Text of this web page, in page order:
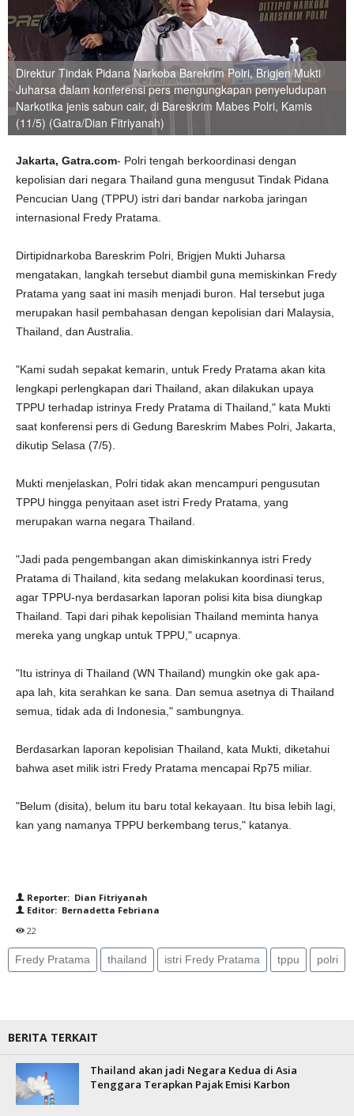
Direktur Tindak Pidana Narkoba Barekrim Polri, Brigjen Mukti
Juharsa dalam konferensi pers mengungkapan penyeludupan
Narkotika jenis sabun cair, di Bareskrim Mabes Polri, Kamis
(11/5) (Gatra/Dian Fitriyanah)
Jakarta, Gatra.com- Polri tengah berkoordinasi dengan
kepolisian dari negara Thailand guna mengusut Tindak Pidana
Pencucian Uang (TPPU) istri dari bandar narkoba jaringan
internasional Fredy Pratama.
Dirtipidnarkoba Bareskrim Polri, Brigjen Mukti Juharsa
mengatakan, langkah tersebut diambil guna memiskinkan Fredy
Pratama yang saat ini masih menjadi buron. Hal tersebut juga
merupakan hasil pembahasan dengan kepolisian dari Malaysia,
Thailand, dan Australia.
"Kami sudah sepakat kemarin, untuk Fredy Pratama akan kita
lengkapi perlengkapan dari Thailand, akan dilakukan upaya
TPPU terhadap istrinya Fredy Pratama di Thailand," kata Mukti
saat konferensi pers di Gedung Bareskrim Mabes Polri, Jakarta,
dikutip Selasa (7/5).
Mukti menjelaskan, Polri tidak akan mencampuri pengusutan
TPPU hingga penyitaan aset istri Fredy Pratama, yang
merupakan warna negara Thailand.
"Jadi pada pengembangan akan dimiskinkannya istri Fredy
Pratama di Thailand, kita sedang melakukan koordinasi terus,
agar TPPU-nya berdasarkan laporan polisi kita bisa diungkap
Thailand. Tapi dari pihak kepolisian Thailand meminta hanya
mereka yang ungkap untuk TPPU," ucapnya.
"Itu istrinya di Thailand (WN Thailand) mungkin oke gak apa-
apa lah, kita serahkan ke sana. Dan semua asetnya di Thailand
semua, tidak ada di Indonesia," sambungnya.
Berdasarkan laporan kepolisian Thailand, kata Mukti, diketahui
bahwa aset milik istri Fredy Pratama mencapai Rp75 miliar.
"Belum (disita), belum itu baru total kekayaan. Itu bisa lebih lagi,
kan yang namanya TPPU berkembang terus," katanya.
Reporter: Dian Fitriyanah
Editor: Bernadetta Febriana
22
Fredy Pratama thailand istri Fredy Pratama tppu polri
BERITA TERKAIT
Thailand akan jadi Negara Kedua di Asia
Tenggara Terapkan Pajak Emisi Karbon